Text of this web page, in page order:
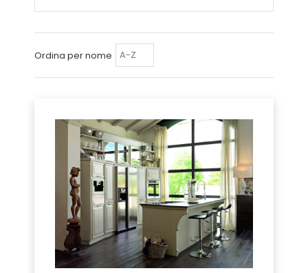
Ordina per nome